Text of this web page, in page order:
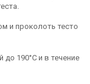
и проколоть тесто
до 190°C и в течение